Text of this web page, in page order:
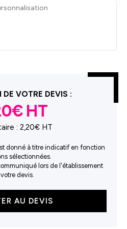
DE VOTRE DEVIS :
: 2,20€ HT
donné à titre indicatif en fonction
sélectionnées.
lors de l'établissement
devis.
AU DEVIS